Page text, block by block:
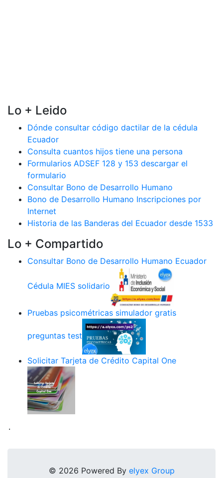
Lo + Leido
Dónde consultar código dactilar de la cédula
Ecuador
Consulta cuantos hijos tiene una persona
Formularios ADSEF 128 y 153 descargar el
formulario
Consultar Bono de Desarrollo Humano
Bono de Desarrollo Humano Inscripciones por
Internet
Historia de las Banderas del Ecuador desde 1533
Lo + Compartido
Consultar Bono de Desarrollo Humano Ecuador
Cédula MIES solidario
Pruebas psicométricas simulador gratis
preguntas test
Solicitar Tarjeta de Crédito Capital One
.
© 2026 Powered By elyex Group